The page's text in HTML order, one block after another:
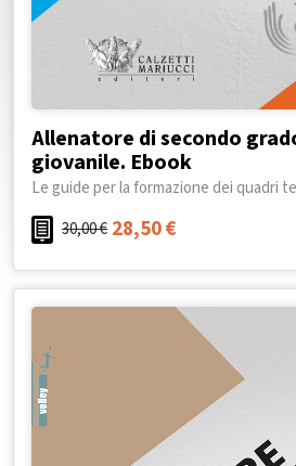
Allenatore di secondo
giovanile. Ebook
Le guide per la formazione dei quadri
30,00€ 28,50€